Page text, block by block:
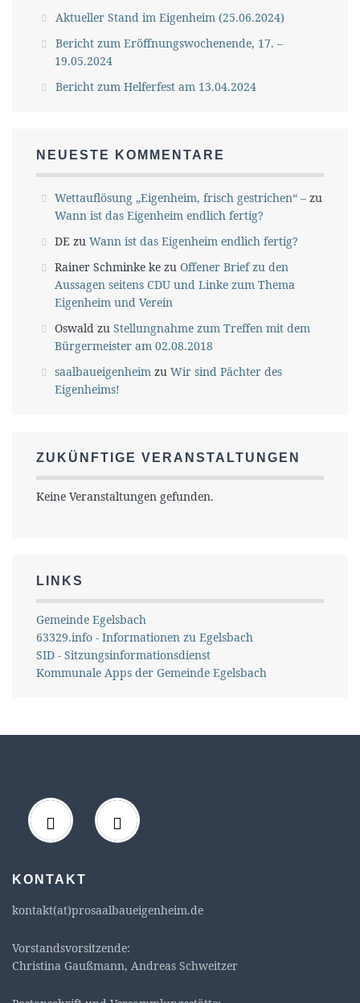
Aktueller Stand im Eigenheim (25.06.2024)
Bericht zum Eröffnungswochenende, 17. –
19.05.2024
Bericht zum Helferfest am 13.04.2024
NEUESTE KOMMENTARE
Wettauflösung „Eigenheim, frisch gestrichen“ – zu
Wann ist das Eigenheim endlich fertig?
DE zu Wann ist das Eigenheim endlich fertig?
Rainer Schminke ke zu Offener Brief zu den
Aussagen seitens CDU und Linke zum Thema
Eigenheim und Verein
Oswald zu Stellungnahme zum Treffen mit dem
Bürgermeister am 02.08.2018
saalbaueigenheim zu Wir sind Pächter des
Eigenheims!
ZUKÜNFTIGE VERANSTALTUNGEN
Keine Veranstaltungen gefunden.
LINKS
Gemeinde Egelsbach
63329.info - Informationen zu Egelsbach
SID - Sitzungsinformationsdienst
Kommunale Apps der Gemeinde Egelsbach
KONTAKT
kontakt(at)prosaalbaueigenheim.de
Vorstandsvorsitzende:
Christina Gaußmann, Andreas Schweitzer